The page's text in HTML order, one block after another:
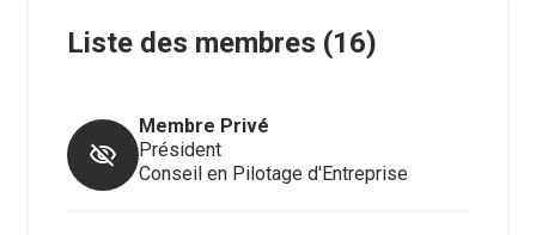
Liste des membres (16)
Membre Privé
Président
Conseil en Pilotage d'Entreprise